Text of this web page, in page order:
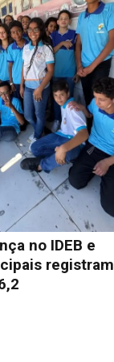
no IDEB e
registram